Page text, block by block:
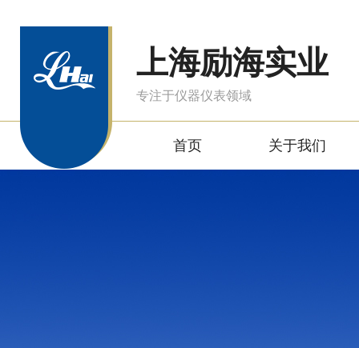
上海励海实业
专注于仪器仪表领域
首页 关于我们